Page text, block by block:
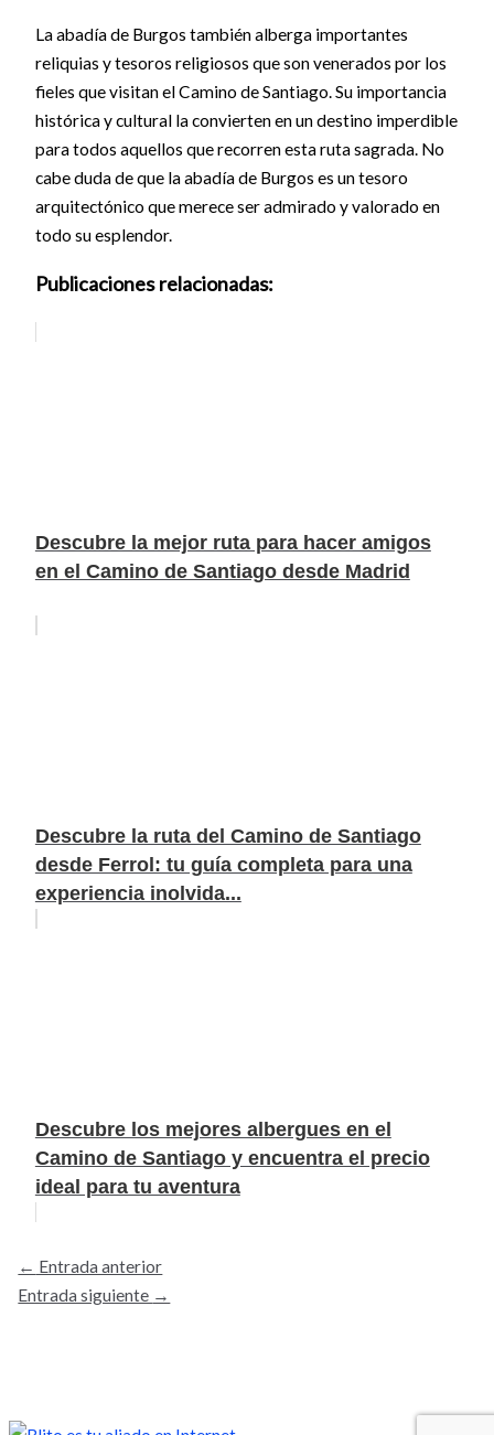
La abadía de Burgos también alberga importantes
reliquias y tesoros religiosos que son venerados por los
fieles que visitan el Camino de Santiago. Su importancia
histórica y cultural la convierten en un destino imperdible
para todos aquellos que recorren esta ruta sagrada. No
cabe duda de que la abadía de Burgos es un tesoro
arquitectónico que merece ser admirado y valorado en
todo su esplendor.
Publicaciones relacionadas:
Descubre la mejor ruta para hacer amigos
en el Camino de Santiago desde Madrid
Descubre la ruta del Camino de Santiago
desde Ferrol: tu guía completa para una
experiencia inolvida...
Descubre los mejores albergues en el
Camino de Santiago y encuentra el precio
ideal para tu aventura
← Entrada anterior
Entrada siguiente →